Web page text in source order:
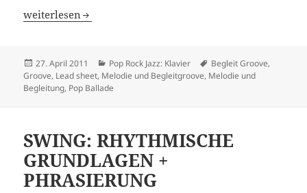
Problem: MELODIESPIEL + BEGLEIT-GROOVE (Bsp.: Pop
weiterlesen
Veröffentlicht
am
27. April 2011 Kategorien
Pop Rock Jazz: Klavier Schlagwörter
Begleit Groove,
Groove, Lead sheet, Melodie und Begleitgroove, Melodie und
Begleitung, Pop Ballade
SWING: RHYTHMISCHE
GRUNDLAGEN +
PHRASIERUNG